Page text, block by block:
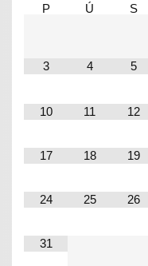
P
Ú S
3 4 5
10 11 12
17 18 19
24 25 26
31